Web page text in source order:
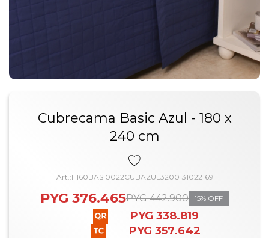
Cubrecama Basic Azul - 180 x
240 cm
IH60BASI0022CUBAZUL3200131022169
PYG 376.465PYG 442.900 15
PYG 338.819
PYG 357.642